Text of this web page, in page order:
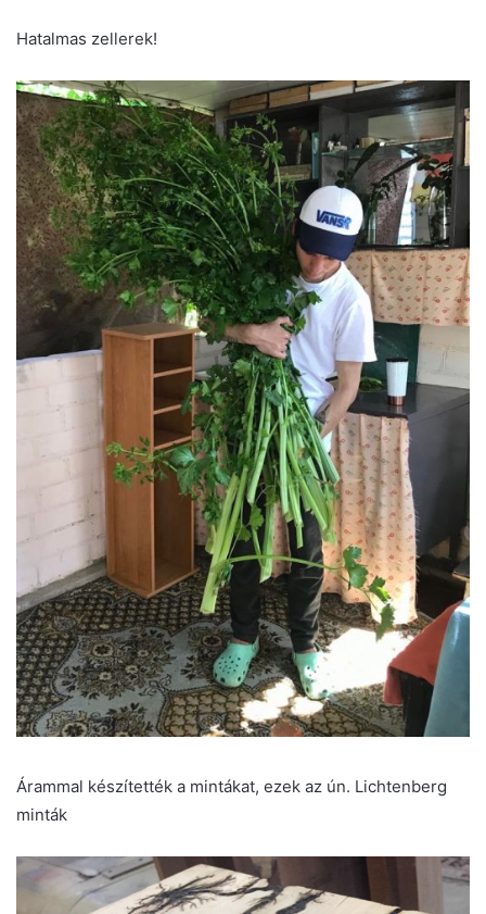
Hatalmas zellerek!
Árammal készítették a mintákat, ezek az ún. Lichtenberg
minták